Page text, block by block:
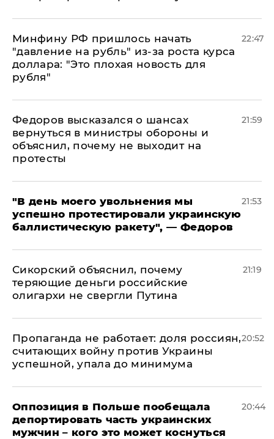
Минфину РФ пришлось начать
"давление на рубль" из-за роста курса
доллара: "Это плохая новость для
рубля"
22:47
Федоров высказался о шансах
вернуться в министры обороны и
объяснил, почему не выходит на
протесты
21:59
​"В день моего увольнения мы
успешно протестировали украинскую
баллистическую ракету", — Федоров
21:53
Сикорский объяснил, почему
теряющие деньги российские
олигархи не свергли Путина
21:19
​Пропаганда не работает: доля россиян,
считающих войну против Украины
успешной, упала до минимума
20:52
Оппозиция в Польше пообещала
депортировать часть украинских
мужчин – кого это может коснуться
20:44